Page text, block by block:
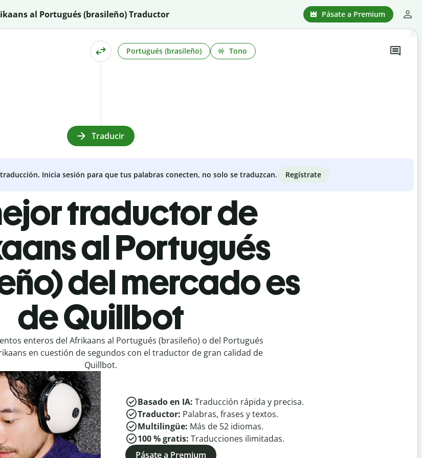
al Portugués (brasileño) Traductor Pásate a Premium
Portugués (brasileño) Tono
Traducir
Inicia sesión para que tus palabras conecten, no solo se traduzcan. Regístrate
traductor de
al Portugués
del mercado es
de Quillbot
enteros del Afrikaans al Portugués (brasileño) o del Portugués
en cuestión de segundos con el traductor de gran calidad de
Quillbot.
Basado en IA: Traducción rápida y precisa.
Traductor: Palabras, frases y textos.
Multilingüe: Más de 52 idiomas.
100 % gratis: Traducciones ilimitadas.
Pásate a Premium